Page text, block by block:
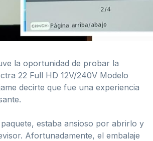
la oportunidad de probar la
22 Full HD 12V/240V Modelo
decirte que fue una experiencia
estaba ansioso por abrirlo y
Afortunadamente, el embalaje